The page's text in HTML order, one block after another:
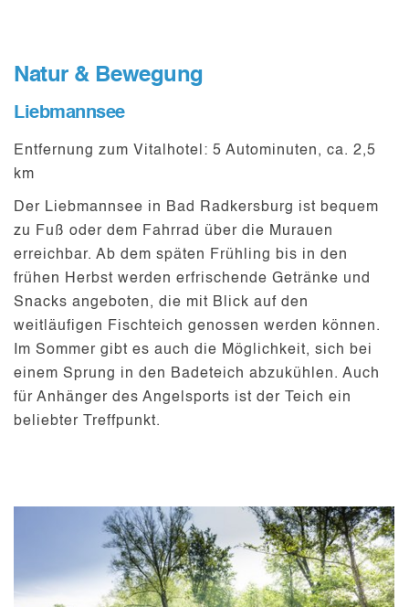
Natur & Bewegung
Liebmannsee
Entfernung zum Vitalhotel: 5 Autominuten, ca. 2,5
km
Der Liebmannsee in Bad Radkersburg ist bequem
zu Fuß oder dem Fahrrad über die Murauen
erreichbar. Ab dem späten Frühling bis in den
frühen Herbst werden erfrischende Getränke und
Snacks angeboten, die mit Blick auf den
weitläufigen Fischteich genossen werden können.
Im Sommer gibt es auch die Möglichkeit, sich bei
einem Sprung in den Badeteich abzukühlen. Auch
für Anhänger des Angelsports ist der Teich ein
beliebter Treffpunkt.